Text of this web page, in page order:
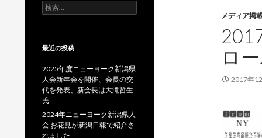
メディア掲
ロ
2017年
検
索:
最近の投稿
2025年度ニューヨーク新潟県
人会新年会を開催、会長の交
代を発表、新会長は大滝哲生
氏
2024年ニューヨーク新潟県人
会 お花見が新潟日報で紹介さ
れました